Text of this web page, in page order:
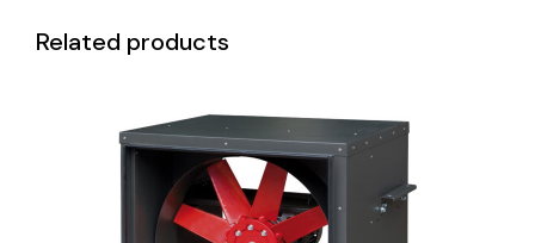
Related products